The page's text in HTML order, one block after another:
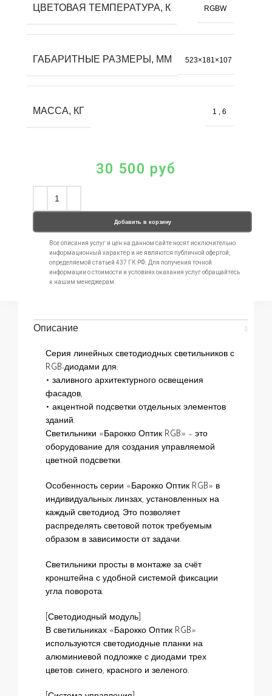
ЦВЕТОВАЯ ТЕМПЕРАТУРА, К RGBW
ГАБАРИТНЫЕ РАЗМЕРЫ, ММ 523×181×107
МАССА, КГ 1 , 6
30 500 руб
Добавить в корзину
Все описания услуг и цен на данном сайте носят исключительно
информационный характер и не являются публичной офертой,
определяемой статьей 437 ГК РФ. Для получения точной
информации о стоимости и условиях оказания услуг обращайтесь
к нашим менеджерам.
Описание
Серия линейных светодиодных светильников с
RGB-диодами для:
• заливного архитектурного освещения
фасадов,
• акцентной подсветки отдельных элементов
зданий.
Светильники «Барокко Оптик RGB» – это
оборудование для создания управляемой
цветной подсветки.
Особенность серии «Барокко Оптик RGB» в
индивидуальных линзах, установленных на
каждый светодиод. Это позволяет
распределять световой поток требуемым
образом в зависимости от задачи.
Светильники просты в монтаже за счёт
кронштейна с удобной системой фиксации
угла поворота.
[Светодиодный модуль]
В светильниках «Барокко Оптик RGB»
используются светодиодные планки на
алюминиевой подложке с диодами трех
цветов: синего, красного и зеленого.